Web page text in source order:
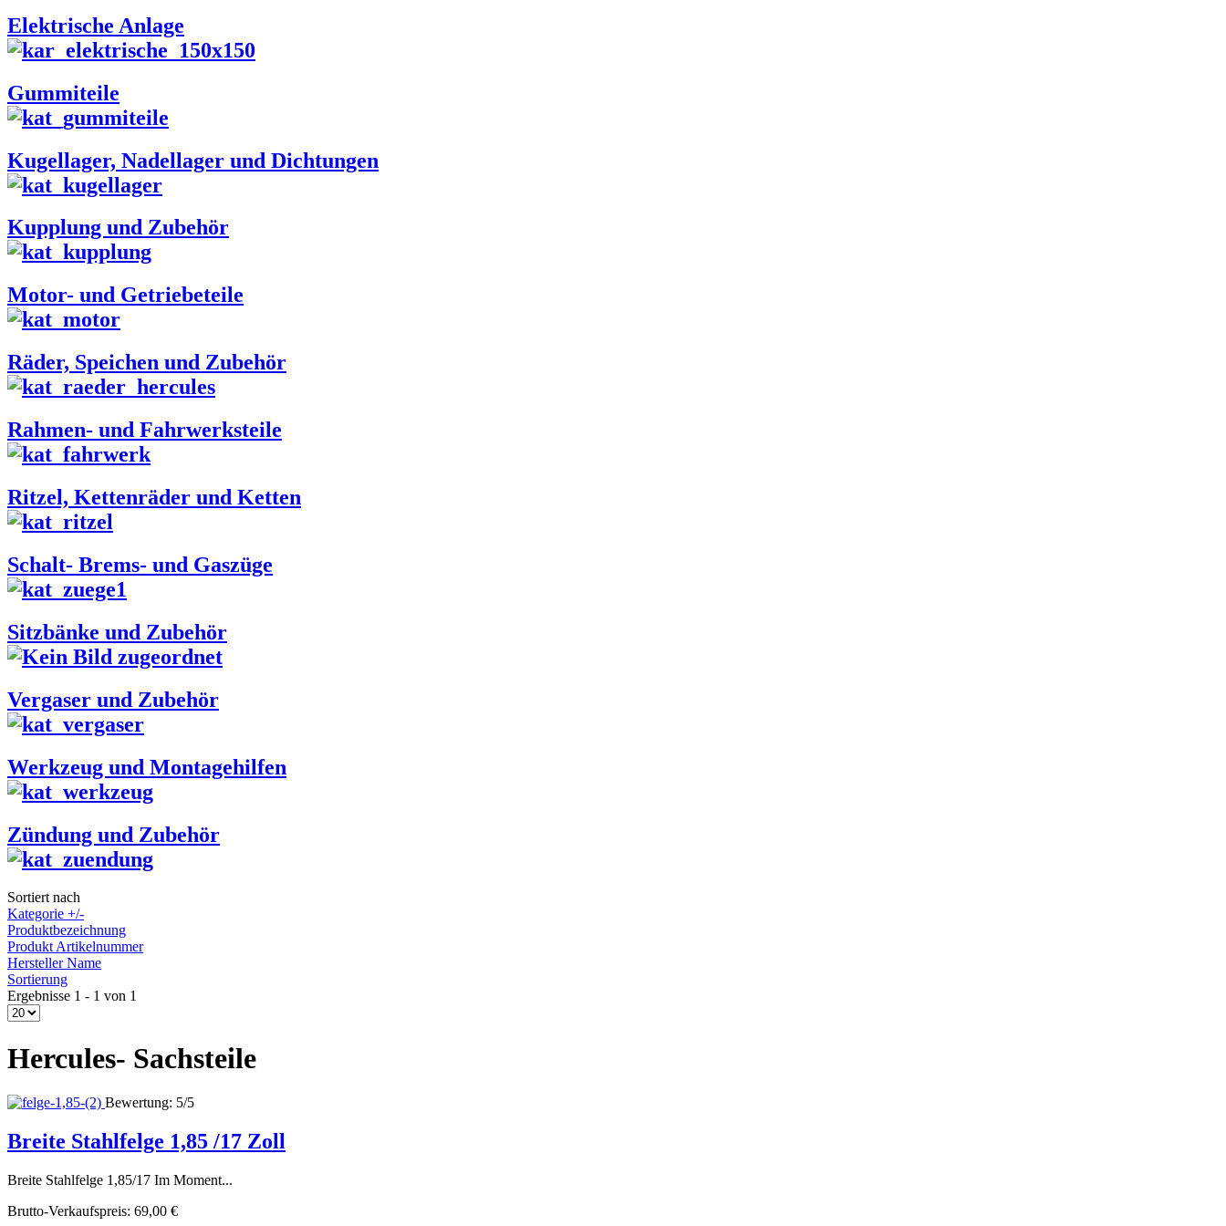
Elektrische Anlage
Gummiteile
Kugellager, Nadellager und Dichtungen
Kupplung und Zubehör
Motor- und Getriebeteile
Räder, Speichen und Zubehör
Rahmen- und Fahrwerksteile
Ritzel, Kettenräder und Ketten
Schalt- Brems- und Gaszüge
Sitzbänke und Zubehör
Vergaser und Zubehör
Werkzeug und Montagehilfen
Zündung und Zubehör
Sortiert nach
Kategorie +/-
Produktbezeichnung
Produkt Artikelnummer
Hersteller Name
Sortierung
Ergebnisse 1 - 1 von 1
Hercules- Sachsteile
Bewertung: 5/5
Breite Stahlfelge 1,85 /17 Zoll
Breite Stahlfelge 1,85/17 Im Moment...
Brutto-Verkaufspreis: 69,00 €